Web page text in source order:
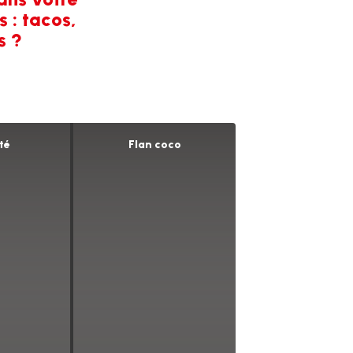
: tacos,
?
Flan coco